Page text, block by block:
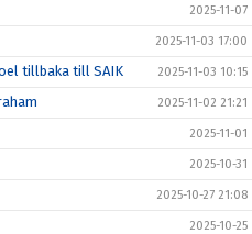
2025-11-07
2025-11-03 17:00
tillbaka till SAIK 2025-11-03 10:15
2025-11-02 21:21
2025-11-01
2025-10-31
2025-10-27 21:08
2025-10-25